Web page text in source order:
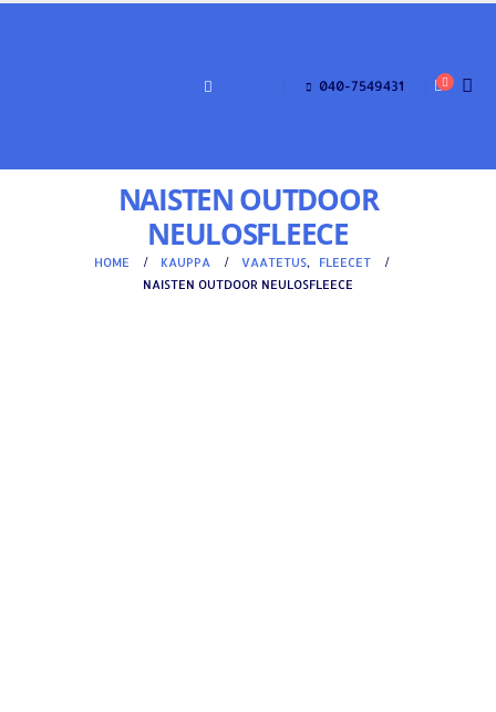
040-7549431
NAISTEN OUTDOOR
NEULOSFLEECE
HOME KAUPPA VAATETUS,
FLEECET
NAISTEN OUTDOOR NEULOSFLEECE